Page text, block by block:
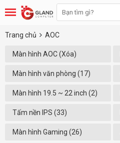
Trang chủ AOC
Màn hình AOC (Xóa)
Màn hình văn phòng (17)
Màn hình 19.5 ~ 22 inch (2)
Tấm nền IPS (33)
Màn hình Gaming (26)